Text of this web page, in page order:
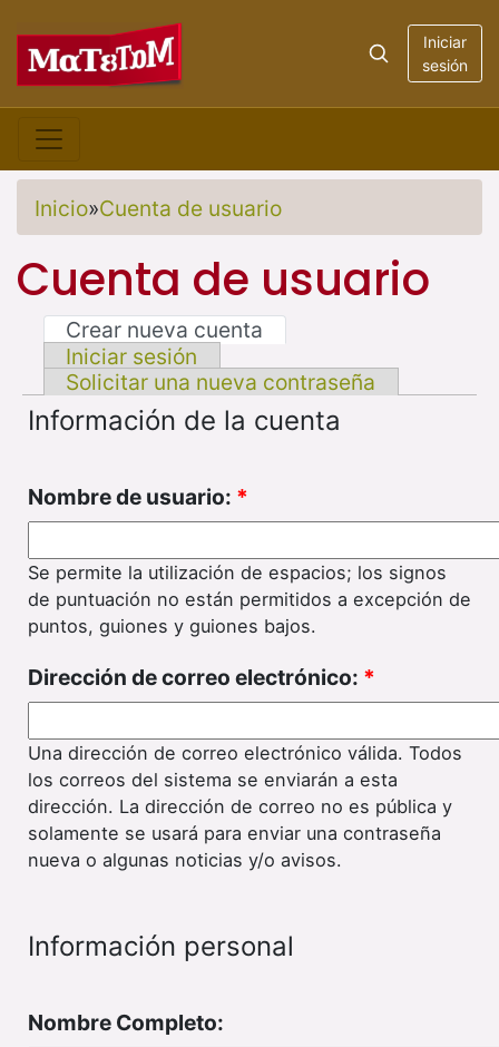
Iniciar
sesión
Inicio»Cuenta de usuario
Cuenta de usuario
Crear nueva cuenta
Iniciar sesión
Solicitar una nueva contraseña
Información de la cuenta
Nombre de usuario: *
Se permite la utilización de espacios; los signos
de puntuación no están permitidos a excepción de
puntos, guiones y guiones bajos.
Dirección de correo electrónico: *
Una dirección de correo electrónico válida. Todos
los correos del sistema se enviarán a esta
dirección. La dirección de correo no es pública y
solamente se usará para enviar una contraseña
nueva o algunas noticias y/o avisos.
Información personal
Nombre Completo: